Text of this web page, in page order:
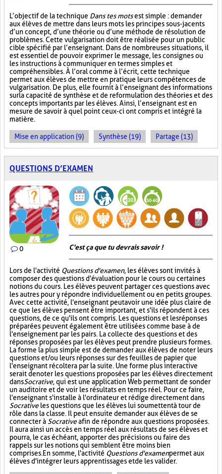
L’objectif de la technique Dans tes motsest simple : demander
aux élèves de mettre dans leurs mots les principes sous-jacents
d’un concept, d’une théorie ou d’une méthode de résolution de
problèmes. Cette vulgarisation doit être réalisée pour un public
cible spécifié par l’enseignant. Dans de nombreuses situations, il
est essentiel de pouvoir exprimer le message, les consignes ou
les instructions à communiquer en termes simples et
compréhensibles. À l’oral comme à l’écrit, cette technique
permet aux élèves de mettre en pratique leurs compétences de
vulgarisation. De plus, elle fournit à l’enseignant des informations
sur la capacité de synthèse et de reformulation des théories et des
concepts importants par les élèves. Ainsi, l’enseignant est en
mesure de savoir à quel point ceux-ci ont compris et intégré la
matière.
Mise en application (9) Synthèse (19) Partage (13)
QUESTIONS D’EXAMEN
0 C'est ça que tu devrais savoir !
Lors de l'activité Questions d'examen, les élèves sont invités à
composer des questions d'évaluation pour le cours ou certaines
notions du cours. Les élèves peuvent partager ces questions avec
les autres pour y répondre individuellement ou en petits groupes.
Avec cette activité, l'enseignant peut avoir une idée plus claire de
ce que les élèves pensent être important, et s'ils répondent à ces
questions, de ce qu'ils ont compris. Les questions et les réponses
préparées peuvent également être utilisées comme base à de
l'enseignement par les pairs. La collecte des questions et des
réponses proposées par les élèves peut prendre plusieurs formes.
La forme la plus simple est de demander aux élèves de noter leurs
questions et/ou leurs réponses sur des feuilles de papier que
l'enseignant récoltera par la suite. Une forme plus interactive
serait de noter les questions proposées par les élèves directement
dansSocrative, qui est une application Web permettant de sonder
un auditoire et de voir les résultats en temps réel. Pour ce faire,
l'enseignant s'installe à l'ordinateur et rédige directement dans
Socrativeles questions que les élèves lui soumettent à tour de
rôle dans la classe. Il peut ensuite demander aux élèves de se
connecter à Socrativeafin de répondre aux questions proposées.
Il aura ainsi un accès en temps réel aux résultats de ses élèves et
pourra, le cas échéant, apporter des précisions ou faire des
rappels sur les notions qui semblent être moins bien
comprises. En somme, l'activité Questions d'examenpermet aux
élèves d'intégrer leurs apprentissages et de les valider.